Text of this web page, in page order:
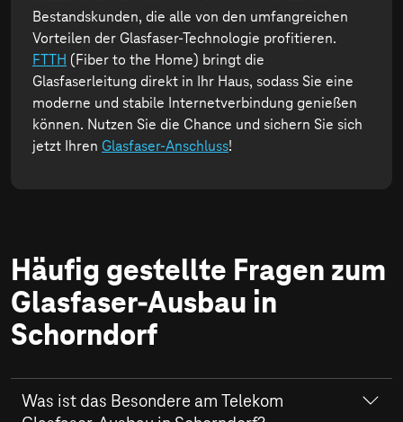
Bestandskunden, die alle von den umfangreichen
Vorteilen der Glasfaser-Technologie profitieren.
FTTH (Fiber to the Home) bringt die
Glasfaserleitung direkt in Ihr Haus, sodass Sie eine
moderne und stabile Internetverbindung genießen
können. Nutzen Sie die Chance und sichern Sie sich
jetzt Ihren Glasfaser-Anschluss!
Häufig gestellte Fragen zum
Glasfaser-Ausbau in
Schorndorf
Was ist das Besondere am Telekom